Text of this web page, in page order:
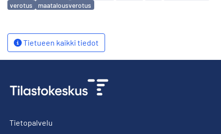
verotus
maatalousverotus
Tietueen kaikki tiedot
Tietopalvelu